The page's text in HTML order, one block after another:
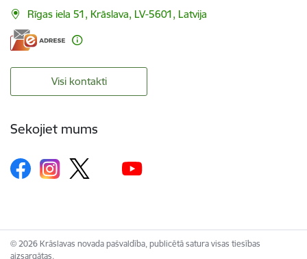
Rīgas iela 51, Krāslava, LV-5601, Latvija
Visi kontakti
Sekojiet mums
© 2026 Krāslavas novada pašvaldība, publicētā satura visas tiesības
aizsargātas.